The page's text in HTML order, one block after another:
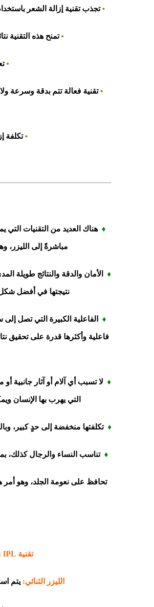
•تجذب تقنية إزالة الشعر
•تمنح هذه التقنية
•
•تقنية فعالة تتم بدقة وسرعة
•تكلفة
♦ هناك العديد من التقنيات التي
مباشرةً إلى الليزر،
♦ الأمان والدقة والنتائج
نتيجتها في أفضل شكل
♦ الفاعلية الكبيرة التي تصل
فاعلية وأكثرها قدرة على تحقيق
♦ لا تسبب أي آلام أو آثار جانبية
التي يهرب بها الإنسان
♦ تكلفتها منخفضة إلى حدٍ كبير،
♦ تناسب النساء والرجال كذلك،
تحافظ على نعومة الجلد، وهو أمر
تقنية IPL
الليزر الثنائي: يتم